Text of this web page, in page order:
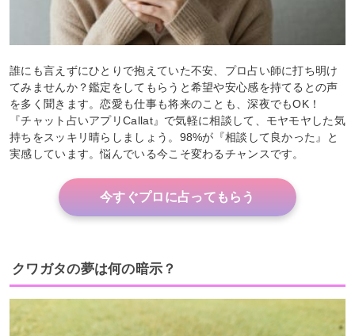
誰にも言えずにひとりで抱えていた不安、プロ占い師に打ち明け
てみませんか？鑑定をしてもらうと希望や安心感を持てるとの声
を多く聞きます。恋愛も仕事も将来のことも、深夜でもOK！
『チャット占いアプリCallat』で気軽に相談して、モヤモヤした気
持ちをスッキリ晴らしましょう。98%が『相談して良かった』と
実感しています。悩んでいる今こそ変わるチャンスです。
今すぐプロに占ってもらう
クワガタの夢は何の暗示？